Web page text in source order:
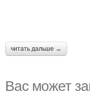
читать дальше →
Вас может